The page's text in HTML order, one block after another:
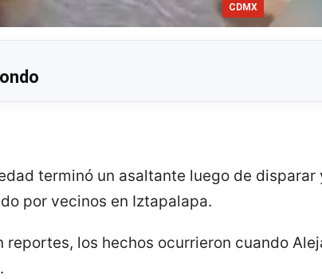
CDMX
terminó un asaltante luego de
por vecinos en Iztapalapa.
reportes, los hechos ocurrieron cuando